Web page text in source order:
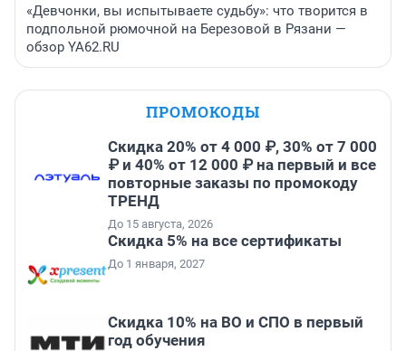
«Девчонки, вы испытываете судьбу»: что творится в
подпольной рюмочной на Березовой в Рязани —
обзор YA62.RU
ПРОМОКОДЫ
Скидка 20% от 4 000 ₽, 30% от 7 000
₽ и 40% от 12 000 ₽ на первый и все
повторные заказы по промокоду
ТРЕНД
До 15 августа, 2026
Скидка 5% на все сертификаты
До 1 января, 2027
Скидка 10% на ВО и СПО в первый
год обучения